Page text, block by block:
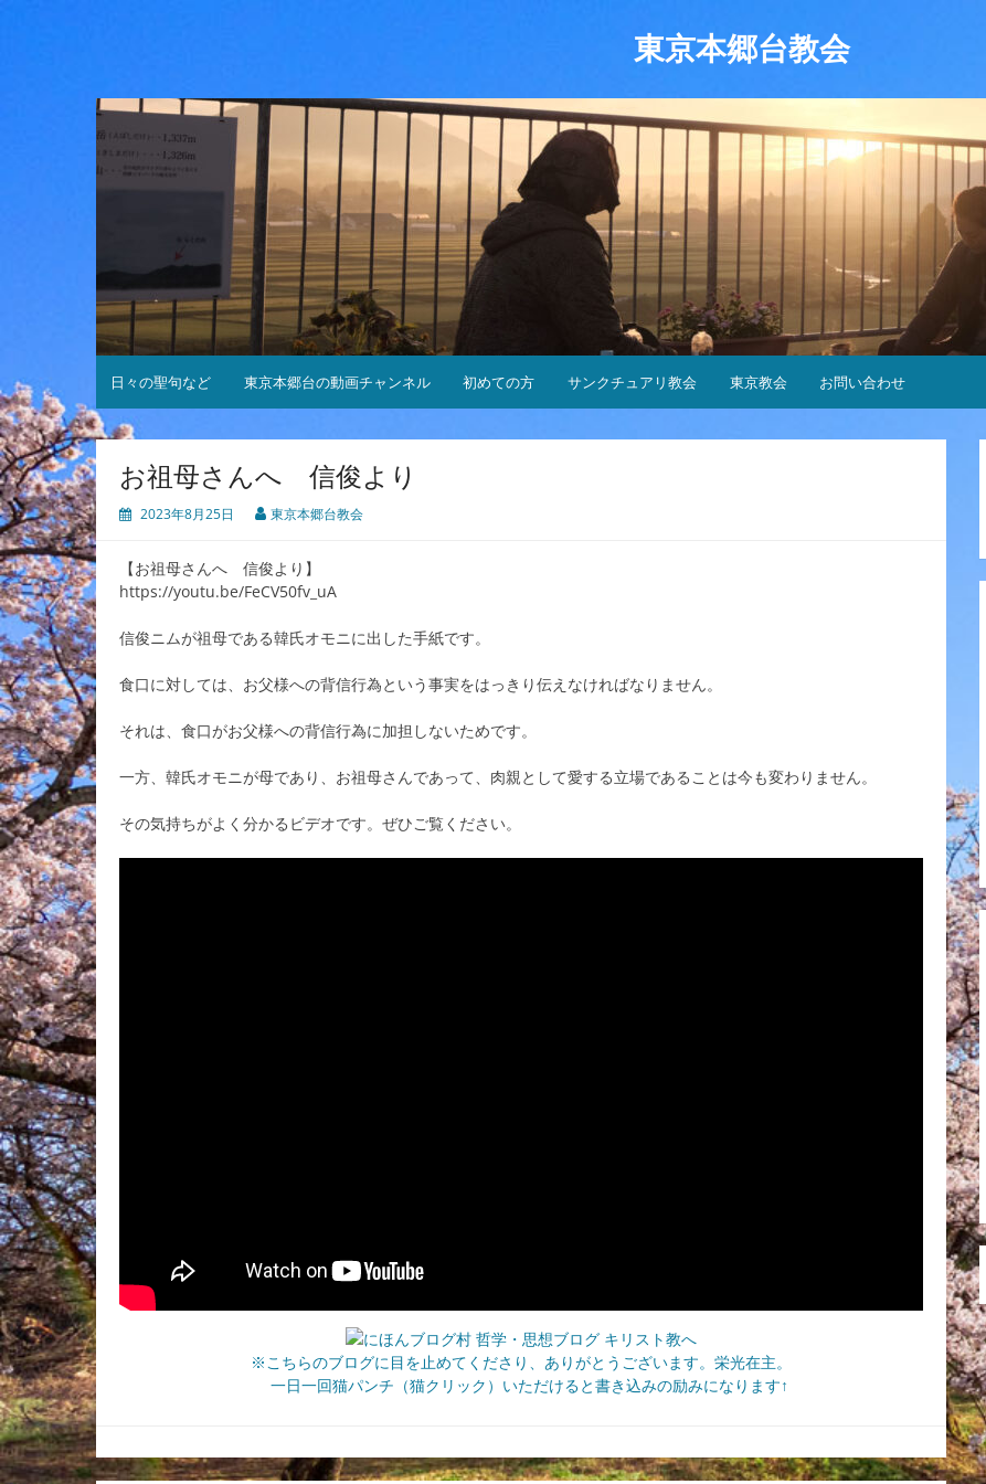
東京本郷台教会
日々の聖句など 東京本郷台の動画チャンネル 初めての方 サンクチュアリ教会 東京教会 お問い合わせ
お祖母さんへ 信俊より
2023年8月25日 東京本郷台教会
【お祖母さんへ 信俊より】
https://youtu.be/FeCV50fv_uA
信俊ニムが祖母である韓氏オモニに出した手紙です。
食口に対しては、お父様への背信行為という事実をはっきり伝えなければなりません。
それは、食口がお父様への背信行為に加担しないためです。
一方、韓氏オモニが母であり、お祖母さんであって、肉親として愛する立場であることは今も変わりません。
その気持ちがよく分かるビデオです。ぜひご覧ください。
※こちらのブログに目を止めてくださり、ありがとうございます。栄光在主。
一日一回猫パンチ（猫クリック）いただけると書き込みの励みになります↑